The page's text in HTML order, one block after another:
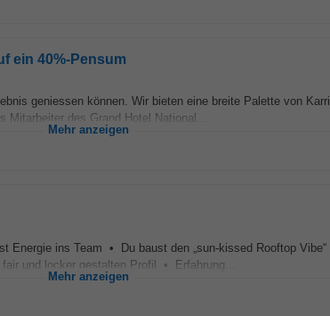
ein 40%-Pensum
geniessen können. Wir bieten eine breite Palette von
Mitarbeiter des Grand Hotel National...
Mehr anzeigen
Energie ins Team • Du baust den „sun-kissed Rooftop
und locker gestalten Profil • Erfahrung...
Mehr anzeigen